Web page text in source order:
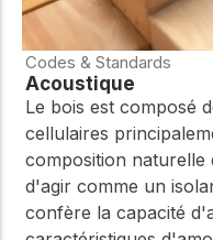
Codes & Standards
Acoustique
Le bois est composé
cellulaires
composition naturelle
d'agir comme un
confère la capacité